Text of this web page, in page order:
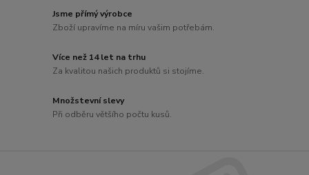
Jsme přímý výrobce
Zboží upravíme na míru vašim potřebám.
Více než 14 let na trhu
Za kvalitou našich produktů si stojíme.
Množstevní slevy
Při odběru většího počtu kusů.